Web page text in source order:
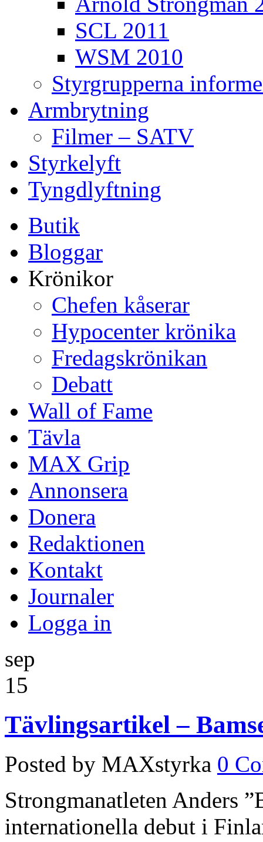
SCL 2011
WSM 2010
Styrgrupperna
Armbrytning
Filmer – SATV
Styrkelyft
Tyngdlyftning
Butik
Bloggar
Krönikor
Chefen kåserar
Hypocenter krönika
Fredagskrönikan
Debatt
Wall of Fame
Tävla
MAX Grip
Annonsera
Donera
Redaktionen
Kontakt
Journaler
Logga in
sep
15
Tävlingsartikel –
Posted by MAXstyrka 0
Strongmanatleten Anders
internationella debut i